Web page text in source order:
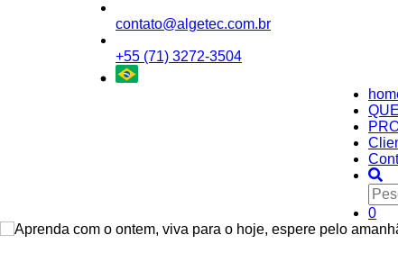
contato@algetec.com.br
+55 (71) 3272-3504
0